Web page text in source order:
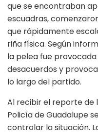
que se encontraban
escuadras,
que rápidamente
riña física. Según
la pelea fue
desacuerdos y
lo largo del partido.
Al recibir el reporte de
Policía de Guadalupe
controlar la situación.